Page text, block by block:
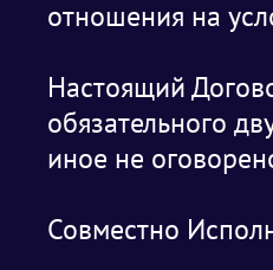
отношения на
Настоящий
обязательного
иное не
Совместно